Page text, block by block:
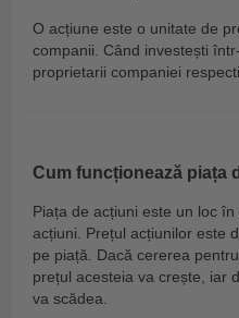
O acțiune este o unitate de
companii. Când investești
proprietarii companiei
Cum funcționează piața
Piața de acțiuni este un loc
acțiuni. Prețul acțiunilor este
pe piață. Dacă cererea
prețul acesteia va crește, iar
va scădea.